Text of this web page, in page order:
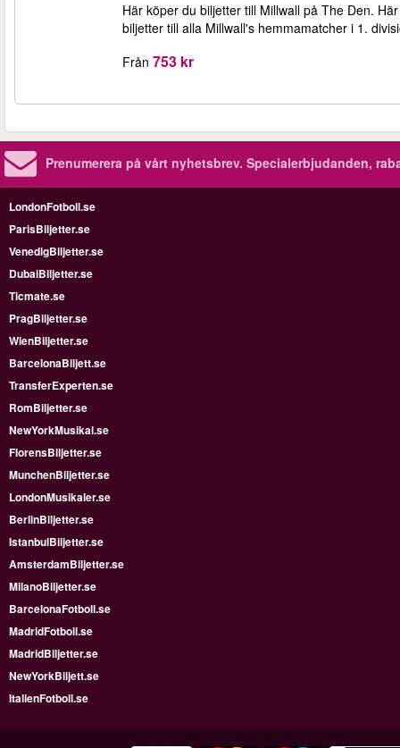
Här köper du biljetter till Millwall på The Den.
biljetter till alla Millwall's hemmamatcher i 1.
Från 753 kr
Prenumerera på vårt nyhetsbrev. Specialerbjudanden,
LondonFotboll.se
ParisBiljetter.se
VenedigBiljetter.se
DubaiBiljetter.se
Ticmate.se
PragBiljetter.se
WienBiljetter.se
BarcelonaBiljett.se
TransferExperten.se
RomBiljetter.se
NewYorkMusikal.se
FlorensBiljetter.se
MunchenBiljetter.se
LondonMusikaler.se
BerlinBiljetter.se
IstanbulBiljetter.se
AmsterdamBiljetter.se
MilanoBiljetter.se
BarcelonaFotboll.se
MadridFotboll.se
MadridBiljetter.se
NewYorkBiljett.se
ItalienFotboll.se